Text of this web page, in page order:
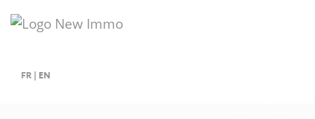
FR | EN